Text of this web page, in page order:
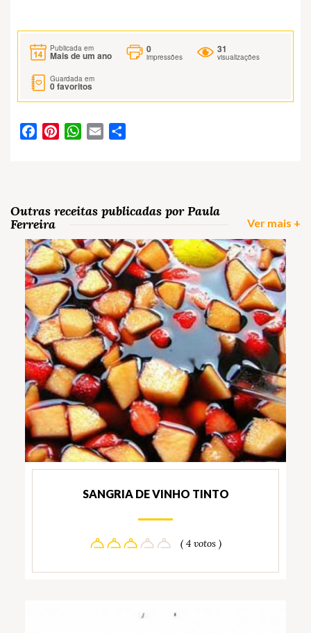
Publicada em
Mais de um ano
0
impressões
31
visualizações
Guardada em
0favoritos
FacebookPinterestWhatsApp
Email
Outras receitas publicadas por Paula
Ferreira
Ver mais +
SANGRIA DE VINHO TINTO
( 4 votos )